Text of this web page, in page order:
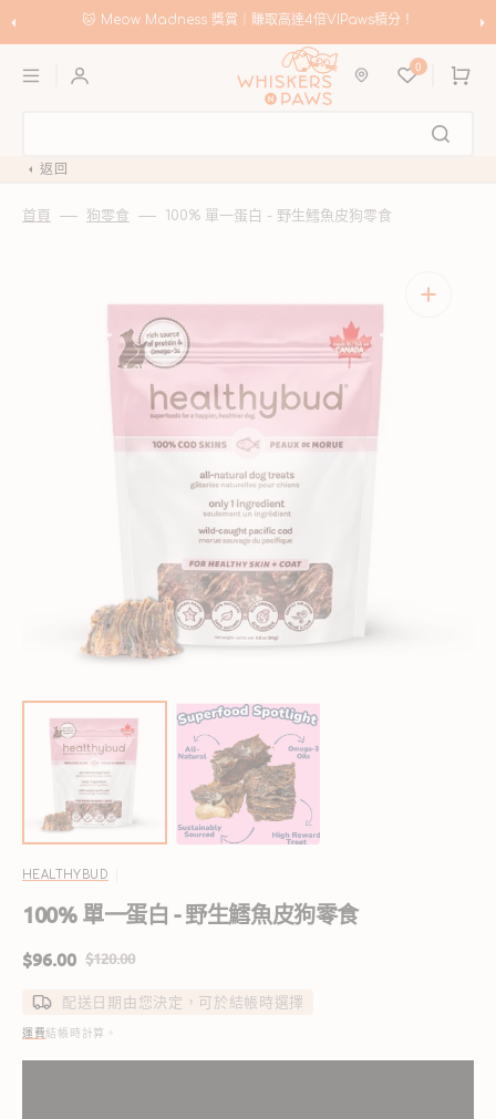
至
容
Meow Madness｜選購 Instinct & Advance，賺取高達HK$200優惠券！
0
購
物
返回
首頁 狗零食 100% 單一蛋白 - 野生鱈魚皮狗零食
開
啟
圖
庫
檢
視
中
的
精
媒
體
檔
案
HEALTHYBUD
100% 單一蛋白 - 野生鱈魚皮狗零食
售
價
$96.00
定
價
$120.00
配送日期由您決定，可於結帳時選擇
運費結帳時計算。